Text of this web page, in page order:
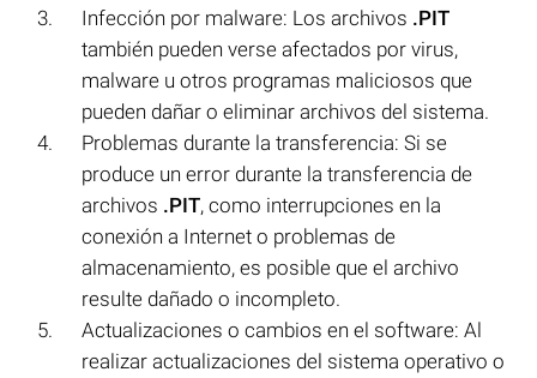
Infección por malware: Los archivos .PIT
también pueden verse afectados por virus,
malware u otros programas maliciosos que
pueden dañar o eliminar archivos del sistema.
Problemas durante la transferencia: Si se
produce un error durante la transferencia de
archivos .PIT, como interrupciones en la
conexión a Internet o problemas de
almacenamiento, es posible que el archivo
resulte dañado o incompleto.
Actualizaciones o cambios en el software: Al
realizar actualizaciones del sistema operativo o